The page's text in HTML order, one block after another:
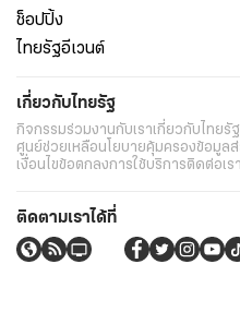
ช็อปปิ้ง
ไทยรัฐอีเวนต์
เกี่ยวกับไทยรัฐ
กิจกรรมร่วมงานกับเราเกี่ยวกับไทยรัฐ
ศูนย์ช่วยเหลือนโยบายคุ้มครองข้อมูล
เงื่อนไขข้อตกลงการใช้บริการติดต่อเรา
ติดตามเราได้ที่